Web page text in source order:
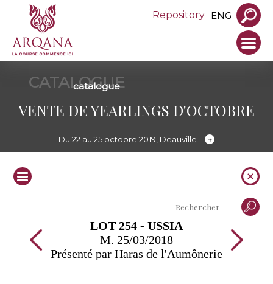
Repository ENG
CATALOGUE
catalogue
VENTE DE YEARLINGS D'OCTOBRE
Du 22 au 25 octobre 2019, Deauville
LOT 254 - USSIA
M. 25/03/2018
Présenté par Haras de l'Aumônerie